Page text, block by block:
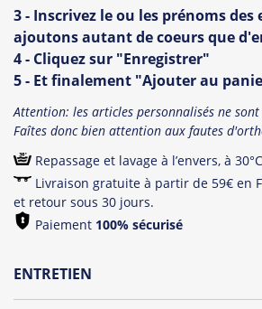
3 - Inscrivez le ou les prénoms
ajoutons autant de coeurs que
4 - Cliquez sur "Enregistrer"
5 - Et finalement "Ajouter au
Attention: les articles personnalisés ne
Faîtes donc bien attention aux fautes
Repassage et lavage à l’envers, à
Livraison gratuite à partir de 59€ en
et retour sous 30 jours.
Paiement 100% sécurisé
ENTRETIEN